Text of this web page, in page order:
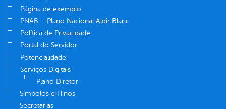
Página de exemplo
PNAB – Plano Nacional Aldir Blanc
Política de Privacidade
Portal do Servidor
Potencialidade
Serviços Digitais
Plano Diretor
Símbolos e Hinos
Secretarias